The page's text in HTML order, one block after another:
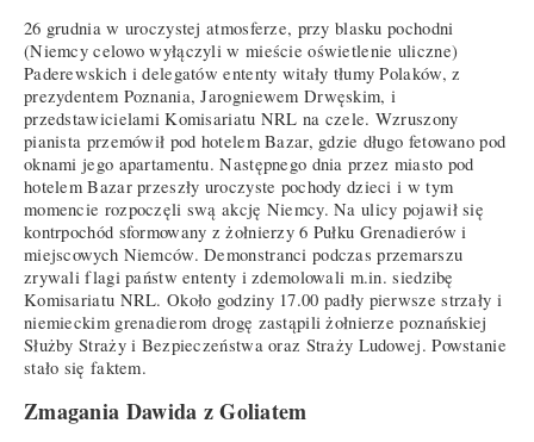
26 grudnia w uroczystej atmosferze, przy blasku pochodni
(Niemcy celowo wyłączyli w mieście oświetlenie uliczne)
Paderewskich i delegatów ententy witały tłumy Polaków, z
prezydentem Poznania, Jarogniewem Drwęskim, i
przedstawicielami Komisariatu NRL na czele. Wzruszony
pianista przemówił pod hotelem Bazar, gdzie długo fetowano pod
oknami jego apartamentu. Następnego dnia przez miasto pod
hotelem Bazar przeszły uroczyste pochody dzieci i w tym
momencie rozpoczęli swą akcję Niemcy. Na ulicy pojawił się
kontrpochód sformowany z żołnierzy 6 Pułku Grenadierów i
miejscowych Niemców. Demonstranci podczas przemarszu
zrywali flagi państw ententy i zdemolowali m.in. siedzibę
Komisariatu NRL. Około godziny 17.00 padły pierwsze strzały i
niemieckim grenadierom drogę zastąpili żołnierze poznańskiej
Służby Straży i Bezpieczeństwa oraz Straży Ludowej. Powstanie
stało się faktem.
Zmagania Dawida z Goliatem